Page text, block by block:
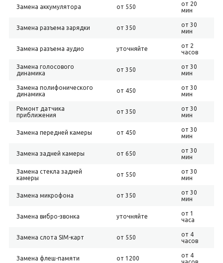
Замена аккумулятора от 550
от 20
мин
Замена разъема зарядки от 350
от 30
мин
Замена разъема аудио уточняйте
от 2
часов
Замена голосового
динамика
от 350
от 30
мин
Замена полифонического
динамика
от 450
от 30
мин
Ремонт датчика
приближения
от 350
от 30
мин
Замена передней камеры от 450
от 30
мин
Замена задней камеры от 650
от 30
мин
Замена стекла задней
камеры
от 550
от 30
мин
Замена микрофона от 350
от 30
мин
Замена вибро-звонка уточняйте
от 1
часа
Замена слота SIM-карт от 550
от 4
часов
Замена флеш-памяти от 1200
от 4